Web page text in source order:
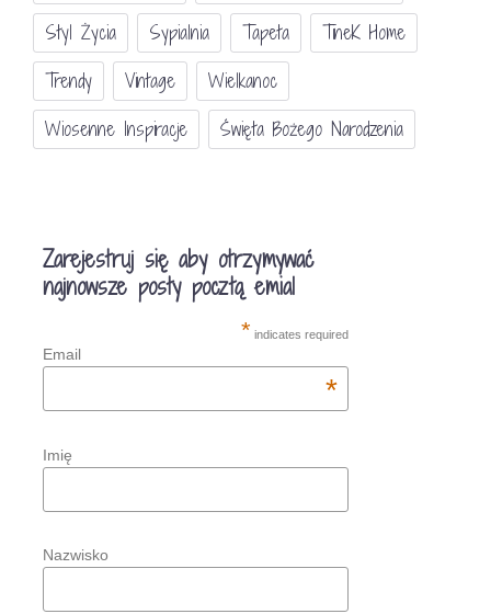
Styl Życia
Sypialnia Tapeta
TineK Home
Trendy
Vintage
Wielkanoc
Wiosenne Inspiracje
Święta Bożego Narodzenia
Zarejestruj się aby otrzymywać
najnowsze posty pocztą emial
* indicates required
Email
*
Imię
Nazwisko